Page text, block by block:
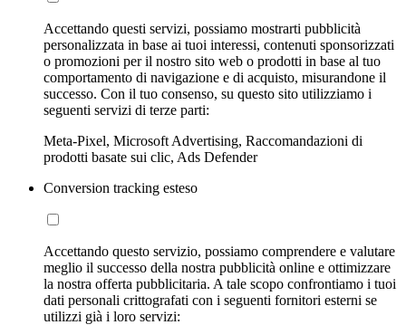
Accettando questi servizi, possiamo mostrarti pubblicità
personalizzata in base ai tuoi interessi, contenuti sponsorizzati
o promozioni per il nostro sito web o prodotti in base al tuo
comportamento di navigazione e di acquisto, misurandone il
successo. Con il tuo consenso, su questo sito utilizziamo i
seguenti servizi di terze parti:
Meta-Pixel, Microsoft Advertising, Raccomandazioni di
prodotti basate sui clic, Ads Defender
Conversion tracking esteso
Accettando questo servizio, possiamo comprendere e valutare
meglio il successo della nostra pubblicità online e ottimizzare
la nostra offerta pubblicitaria. A tale scopo confrontiamo i tuoi
dati personali crittografati con i seguenti fornitori esterni se
utilizzi già i loro servizi: